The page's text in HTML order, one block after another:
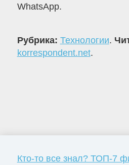
WhatsApp.
Рубрика: Технологии.
korrespondent.net.
Кто-то все знал? ТОП-7